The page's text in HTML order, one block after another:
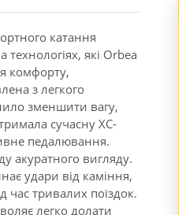
катання
які Orbea
комфорту,
з легкого
зменшити вагу,
сучасну XC-
педалювання.
акуратного вигляду.
удари від каміння,
час тривалих поїздок.
легко долати